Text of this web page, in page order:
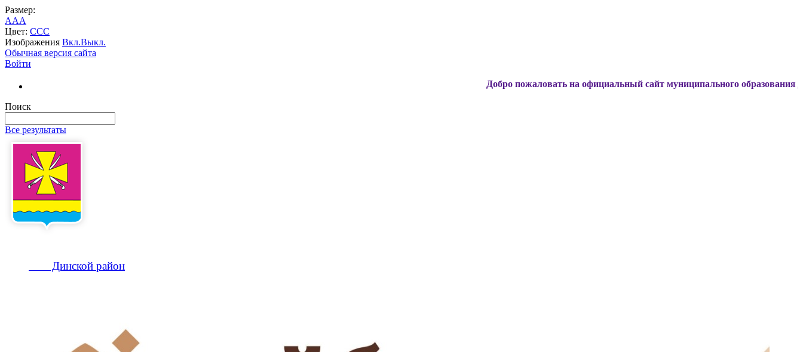
Размер:
AAA
Цвет: CCC
Изображения Вкл.Выкл.
Обычная версия сайта
Войти
Добро пожаловать на официальный сайт муниципального образования Динской
Поиск
Все результаты
Динской район